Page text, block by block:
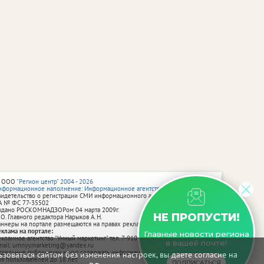
сайтом без изменения настроек, вы даете согласие на
НЕ ПРОПУСТИ!
Главные новости региона
в вашей почте!
"Регион центр" 2004 - 2026
наполнение: Информационное агентство vRossii.ru
о регистрации СМИ информационного агентства vRossii.ru
№ ФС 77‑35502
РОСКОМНАДЗОРом 04 марта 2009г.
Главного редактора Нарыков А. Н.
на портале размещаются на правах рекламы.
на портале:
агентство "Умный маркетинг" тел. 7-910-267-70-40,
umnyy.marketing@yandex.ru
публикации могут содержать информацию, не предназначенную
пользователей до 18 лет.